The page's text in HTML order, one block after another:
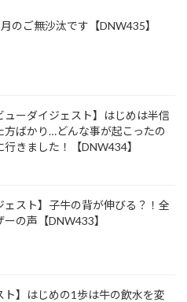
のご無沙汰です【DNW435】
ューダイジェスト】はじめは半信
方ばかり…どんな事が起こったの
きました！【DNW434】
ェスト】子牛の背が伸びる？！全
の声【DNW433】
ト】はじめの1歩は牛の飲水を変